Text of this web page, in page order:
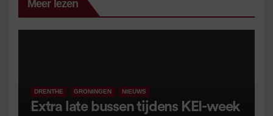
Meer lezen
DRENTHE GRONINGEN NIEUWS
Extra late bussen tijdens KEI-week